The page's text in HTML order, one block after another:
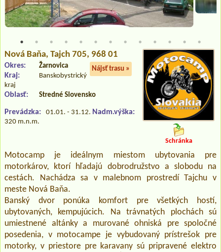
Nová Baňa, Tajch 705, 968 01
Nájsť trasu »
Okres: Žarnovica
Kraj:
Banskobystrický
kraj
Oblasť: Stredné Slovensko
Prevádzka: 01.01. - 31.12. Nadm.výška:
320 m.n.m.
Schránka
Motocamp je ideálnym miestom ubytovania pre
motorkárov, ktorí hľadajú dobrodružstvo a slobodu na
cestách. Nachádza sa v malebnom prostredí Tajchu v
meste Nová Baňa.
Banský dvor ponúka komfort pre všetkých hostí,
ubytovaných, kempujúcich. Na trávnatých plochách sú
umiestnené altánky a murované ohniská pre spoločné
posedenia, v motocampe je vybudovaný prístrešok pre
motorky, v priestore pre karavany sú pripravené elektro